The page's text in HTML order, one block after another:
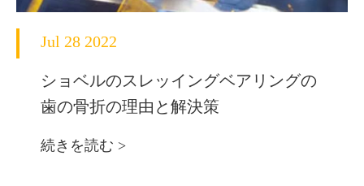
Jul 28 2022
ショベルのスレッイングベアリングの
歯の骨折の理由と解決策
続きを読む >